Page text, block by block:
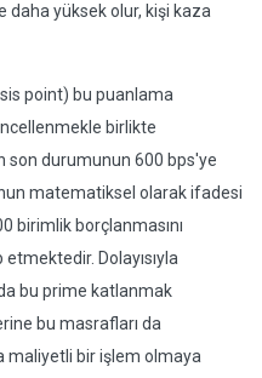
yüksek olur, kişi kaza
point) bu puanlama
birlikte
son durumunun 600 bps'ye
matematiksel olarak ifadesi
birimlik borçlanmasını
Dolayısıyla
bu prime katlanmak
bu masrafları da
maliyetli bir işlem olmaya